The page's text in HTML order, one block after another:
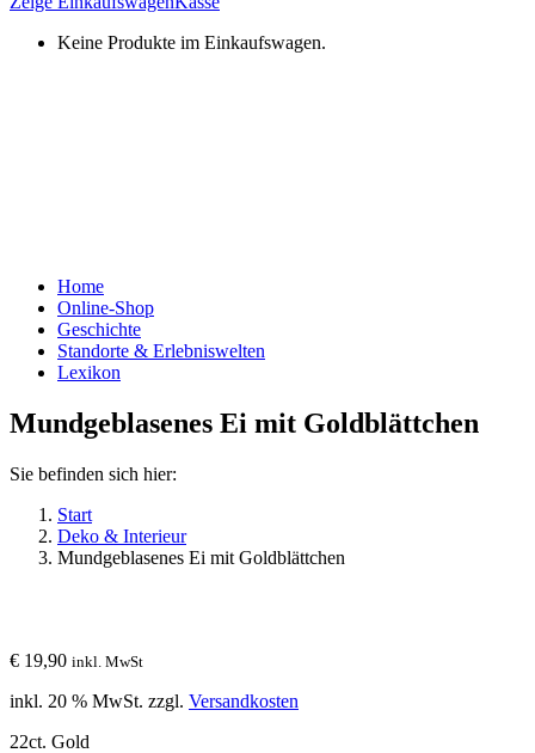
Keine Produkte im Einkaufswagen.
Home
Online-Shop
Geschichte
Standorte & Erlebniswelten
Lexikon
Mundgeblasenes Ei mit Goldblättchen
Sie befinden sich hier:
Start
Deko & Interieur
Mundgeblasenes Ei mit Goldblättchen
€ 19,90 inkl. MwSt
inkl. 20 % MwSt. zzgl. Versandkosten
22ct. Gold